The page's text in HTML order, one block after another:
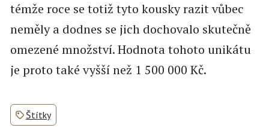
témže roce se totiž tyto kousky razit vůbec
neměly a dodnes se jich dochovalo skutečně
omezené množství. Hodnota tohoto unikátu
je proto také vyšší než 1 500 000 Kč.
Štítky